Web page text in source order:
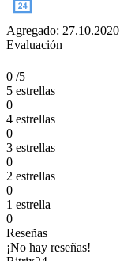
Agregado: 27.10.2020
Evaluación
0 /5
5 estrellas
0
4 estrellas
0
3 estrellas
0
2 estrellas
0
1 estrella
0
Reseñas
¡No hay reseñas!